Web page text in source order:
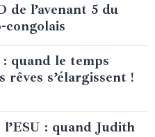
de l’avenant 5 du
quand le temps
rêves s’élargissent !
: quand Judith